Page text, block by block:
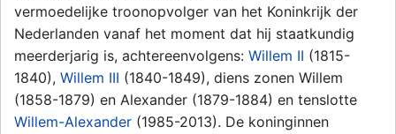
vermoedelijke troonopvolger van het Koninkrijk der
Nederlanden vanaf het moment dat hij staatkundig
meerderjarig is, achtereenvolgens: Willem II (1815-
1840), Willem III (1840-1849), diens zonen Willem
(1858-1879) en Alexander (1879-1884) en tenslotte
Willem-Alexander (1985-2013). De koninginnen